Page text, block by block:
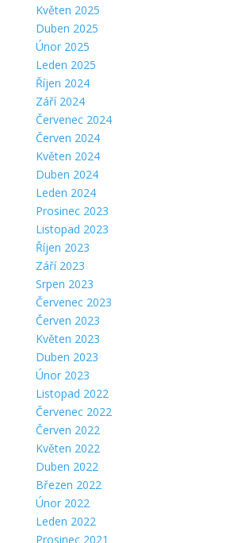
Květen 2025
Duben 2025
Únor 2025
Leden 2025
Říjen 2024
Září 2024
Červenec 2024
Červen 2024
Květen 2024
Duben 2024
Leden 2024
Prosinec 2023
Listopad 2023
Říjen 2023
Září 2023
Srpen 2023
Červenec 2023
Červen 2023
Květen 2023
Duben 2023
Únor 2023
Listopad 2022
Červenec 2022
Červen 2022
Květen 2022
Duben 2022
Březen 2022
Únor 2022
Leden 2022
Prosinec 2021